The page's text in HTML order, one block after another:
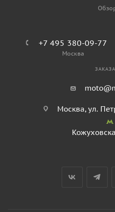
+7 495 380-09-77
Москва
Москва, ул.